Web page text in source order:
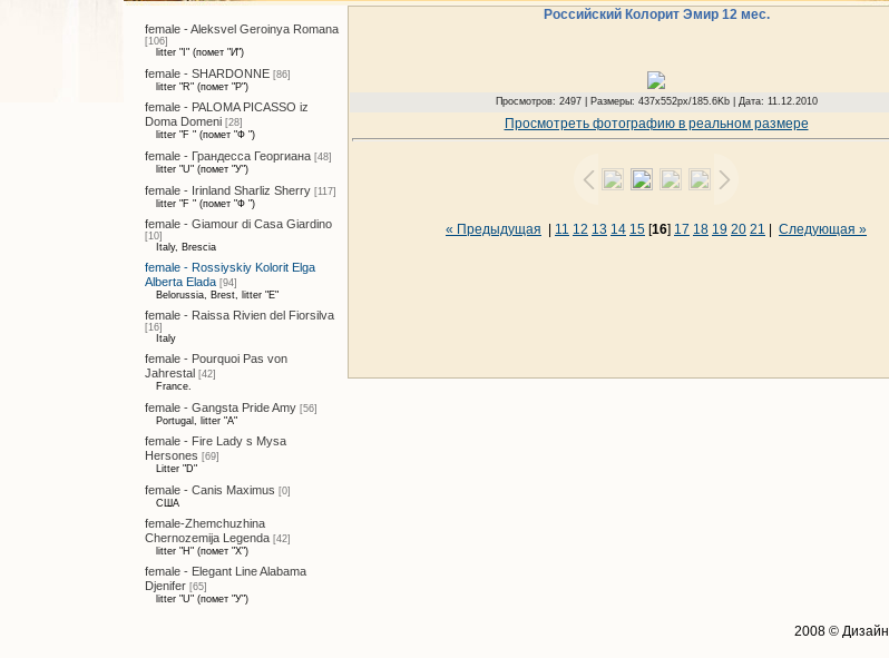
female - Aleksvel Geroinya Romana
[106]
litter "I" (помет "И")
female - SHARDONNE [86]
litter "R" (помет "Р")
female - PALOMA PICASSO iz
Doma Domeni [28]
litter "F " (помет "Ф ")
female - Грандесса Георгиана [48]
litter "U" (помет "У")
female - Irinland Sharliz Sherry [117]
litter "F " (помет "Ф ")
female - Giamour di Casa Giardino
[10]
Italy, Brescia
female - Rossiyskiy Kolorit Elga
Alberta Elada [94]
Belorussia, Brest, litter "E"
female - Raissa Rivien del Fiorsilva
[16]
Italy
female - Pourquoi Pas von
Jahrestal [42]
France.
female - Gangsta Pride Amy [56]
Portugal, litter "A"
female - Fire Lady s Mysa
Hersones [69]
Litter "D"
female - Canis Maximus [0]
США
female-Zhemchuzhina
Chernozemija Legenda [42]
litter "H" (помет "Х")
female - Elegant Line Alabama
Djenifer [65]
litter "U" (помет "У")
Российский Колорит Эмир 12 мес.
Просмотров: 2497 | Размеры: 437x552px/185.6Kb | Дата: 11.12.2010
Просмотреть фотографию в реальном размере
« Предыдущая 11 12 13 14 15 [16] 17 18 19 20 21 Следующая »
2008 © Дизайн